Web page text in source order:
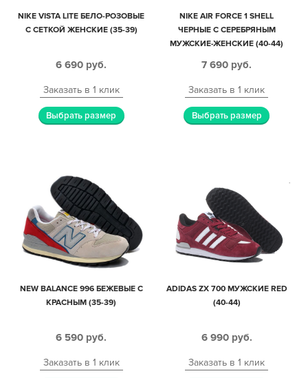
NIKE VISTA LITE БЕЛО-РОЗОВЫЕ
С СЕТКОЙ ЖЕНСКИЕ (35-39)
6 690 руб.
Заказать в 1 клик
Выбрать размер
NIKE AIR FORCE 1 SHELL
ЧЕРНЫЕ С СЕРЕБРЯНЫМ
МУЖСКИЕ-ЖЕНСКИЕ (40-44)
7 690 руб.
Заказать в 1 клик
Выбрать размер
NEW BALANCE 996 БЕЖЕВЫЕ С
КРАСНЫМ (35-39)
6 590 руб.
Заказать в 1 клик
ADIDAS ZX 700 МУЖСКИЕ RED
(40-44)
6 990 руб.
Заказать в 1 клик